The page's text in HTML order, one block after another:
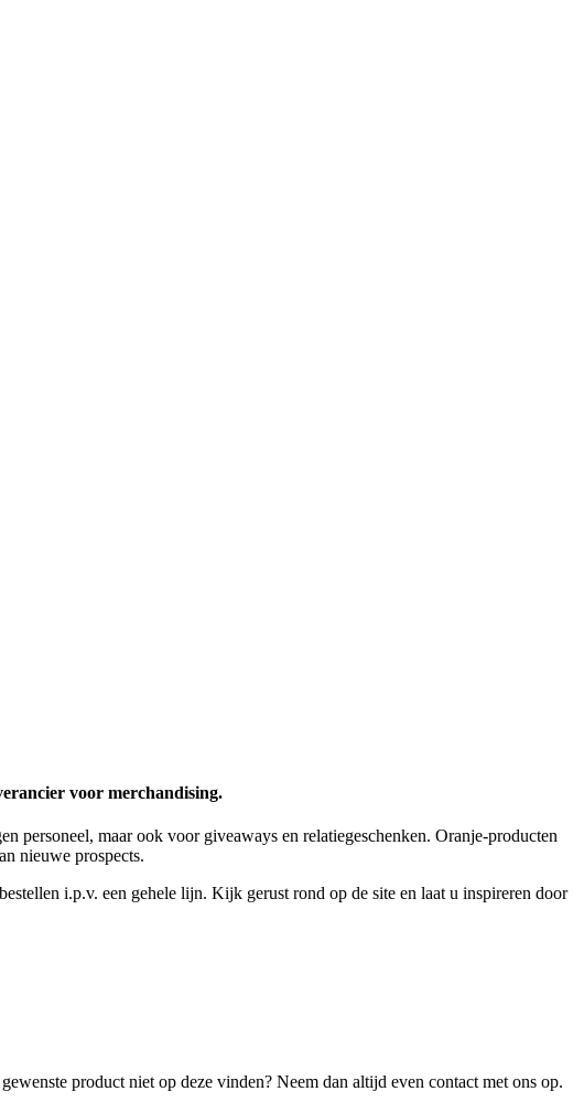
voor merchandising.
maar ook voor giveaways en relatiegeschenken. Oranje-producten
nieuwe prospects.
i.p.v. een gehele lijn. Kijk gerust rond op de site en laat u inspireren door
product niet op deze vinden? Neem dan altijd even contact met ons op.